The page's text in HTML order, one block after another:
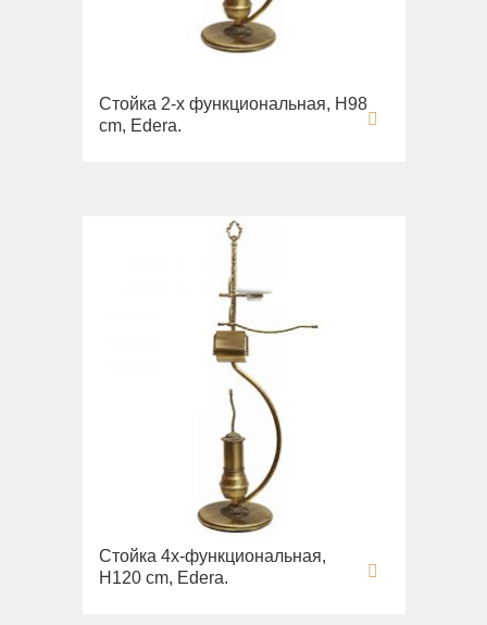
Стойка 2-х функциональная, H98
cm, Edera.
Стойка 4х-функциональная,
H120 cm, Edera.